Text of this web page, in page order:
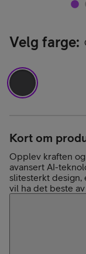
Velg farge:
Kort om
Opplev kraften og
avansert AI-
slitesterkt
vil ha det beste